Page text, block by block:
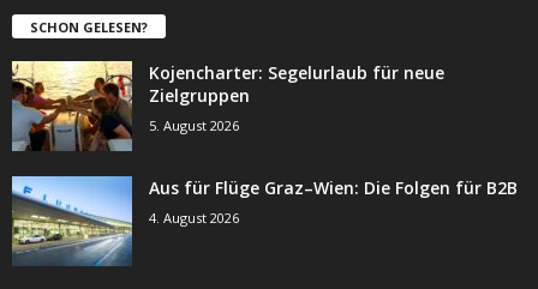
SCHON GELESEN?
Kojencharter: Segelurlaub für neue
Zielgruppen
5. August 2026
Aus für Flüge Graz–Wien: Die Folgen für B2B
4. August 2026